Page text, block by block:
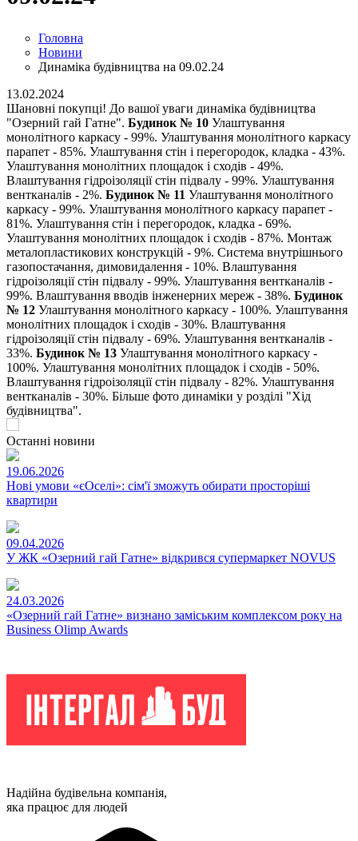
Головна
Новини
Динаміка будівництва на 09.02.24
13.02.2024
Шановні покупці! До вашої уваги динаміка будівництва
"Озерний гай Гатне". Будинок № 10 Улаштування
монолітного каркасу - 99%. Улаштування монолітного каркасу
парапет - 85%. Улаштування стін і перегородок, кладка - 43%.
Улаштування монолітних площадок і сходів - 49%.
Влаштування гідроізоляції стін підвалу - 99%. Улаштування
вентканалів - 2%. Будинок № 11 Улаштування монолітного
каркасу - 99%. Улаштування монолітного каркасу парапет -
81%. Улаштування стін і перегородок, кладка - 69%.
Улаштування монолітних площадок і сходів - 87%. Монтаж
металопластикових конструкцій - 9%. Система внутрішнього
газопостачання, димовидалення - 10%. Влаштування
гідроізоляції стін підвалу - 99%. Улаштування вентканалів -
99%. Влаштування вводів інженерних мереж - 38%. Будинок
№ 12 Улаштування монолітного каркасу - 100%. Улаштування
монолітних площадок і сходів - 30%. Влаштування
гідроізоляції стін підвалу - 69%. Улаштування вентканалів -
33%. Будинок № 13 Улаштування монолітного каркасу -
100%. Улаштування монолітних площадок і сходів - 50%.
Влаштування гідроізоляції стін підвалу - 82%. Улаштування
вентканалів - 30%. Більше фото динаміки у розділі "Хід
будівництва".
Останні новини
19.06.2026
Нові умови «єОселі»: сім'ї зможуть обирати просторіші
квартири
09.04.2026
У ЖК «Озерний гай Гатне» відкрився супермаркет NOVUS
24.03.2026
«Озерний гай Гатне» визнано заміським комплексом року на
Business Olimp Awards
Надійна будівельна компанія,
яка працює для людей